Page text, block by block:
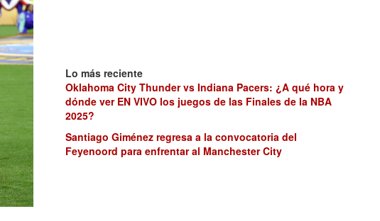
Lo más reciente
Oklahoma City Thunder vs Indiana Pacers: ¿A qué hora y
dónde ver EN VIVO los juegos de las Finales de la NBA
2025?
Santiago Giménez regresa a la convocatoria del
Feyenoord para enfrentar al Manchester City